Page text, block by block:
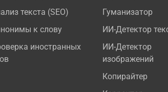
текста (SEO)
к слову
иностранных
Гуманизатор
ИИ-Детектор
ИИ-Детектор
изображений
Копирайтер